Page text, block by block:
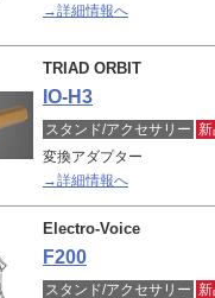
→詳細情報へ
TRIAD ORBIT
IO-H3
スタンド/アクセサリー
変換アダプター
→詳細情報へ
Electro-Voice
F200
スタンド/アクセサリー